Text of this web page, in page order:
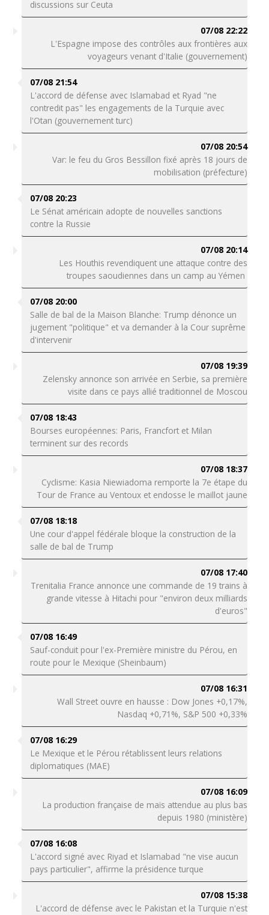
discussions sur Ceuta
07/08 22:22
L'Espagne impose des contrôles aux frontières aux
voyageurs venant d'Italie (gouvernement)
07/08 21:54
L'accord de défense avec Islamabad et Ryad "ne
contredit pas" les engagements de la Turquie avec
l'Otan (gouvernement turc)
07/08 20:54
Var: le feu du Gros Bessillon fixé après 18 jours de
mobilisation (préfecture)
07/08 20:23
Le Sénat américain adopte de nouvelles sanctions
contre la Russie
07/08 20:14
Les Houthis revendiquent une attaque contre des
troupes saoudiennes dans un camp au Yémen
07/08 20:00
Salle de bal de la Maison Blanche: Trump dénonce un
jugement "politique" et va demander à la Cour suprême
d'intervenir
07/08 19:39
Zelensky annonce son arrivée en Serbie, sa première
visite dans ce pays allié traditionnel de Moscou
07/08 18:43
Bourses européennes: Paris, Francfort et Milan
terminent sur des records
07/08 18:37
Cyclisme: Kasia Niewiadoma remporte la 7e étape du
Tour de France au Ventoux et endosse le maillot jaune
07/08 18:18
Une cour d'appel fédérale bloque la construction de la
salle de bal de Trump
07/08 17:40
Trenitalia France annonce une commande de 19 trains à
grande vitesse à Hitachi pour "environ deux milliards
d'euros"
07/08 16:49
Sauf-conduit pour l'ex-Première ministre du Pérou, en
route pour le Mexique (Sheinbaum)
07/08 16:31
Wall Street ouvre en hausse : Dow Jones +0,17%,
Nasdaq +0,71%, S&P 500 +0,33%
07/08 16:29
Le Mexique et le Pérou rétablissent leurs relations
diplomatiques (MAE)
07/08 16:09
La production française de maïs attendue au plus bas
depuis 1980 (ministère)
07/08 16:08
L'accord signé avec Riyad et Islamabad "ne vise aucun
pays particulier", affirme la présidence turque
07/08 15:38
L'accord de défense avec le Pakistan et la Turquie n'est